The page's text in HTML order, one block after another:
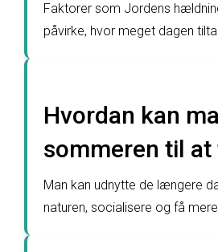
Faktorer som Jordens
påvirke, hvor meget dagen
Hvordan kan
sommeren til
Man kan udnytte de længere
naturen, socialisere og få